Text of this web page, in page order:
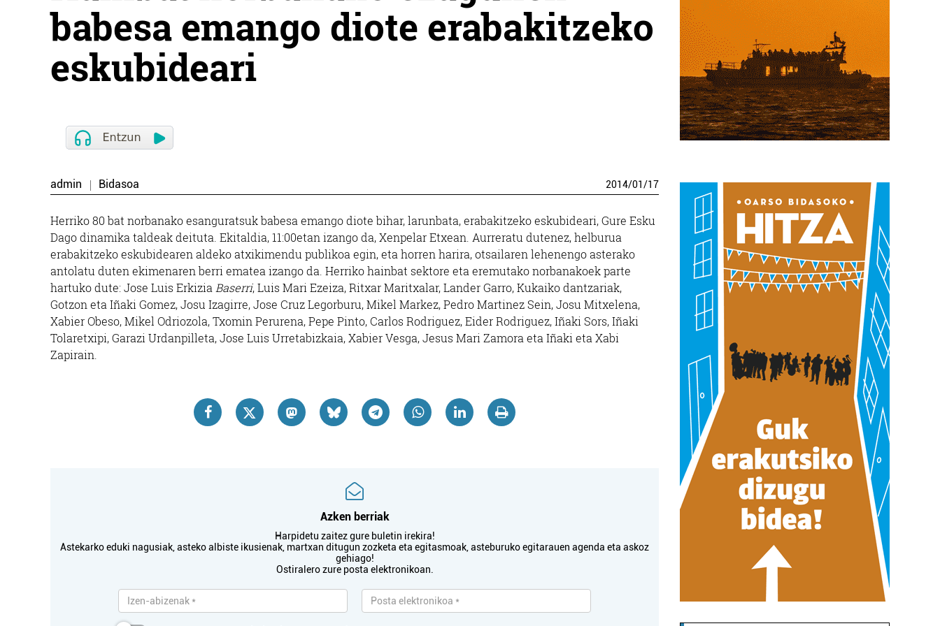
babesa emango diote erabakitzeko
eskubideari
admin Bidasoa 2014/01/17
Herriko 80 bat norbanako esanguratsuk babesa emango diote bihar, larunbata, erabakitzeko eskubideari, Gure Esku
Dago dinamika taldeak deituta. Ekitaldia, 11:00etan izango da, Xenpelar Etxean. Aurreratu dutenez, helburua
erabakitzeko eskubidearen aldeko atxikimendu publikoa egin, eta horren harira, otsailaren lehenengo asterako
antolatu duten ekimenaren berri ematea izango da. Herriko hainbat sektore eta eremutako norbanakoek parte
hartuko dute: Jose Luis Erkizia Baserri, Luis Mari Ezeiza, Ritxar Maritxalar, Lander Garro, Kukaiko dantzariak,
Gotzon eta Iñaki Gomez, Josu Izagirre, Jose Cruz Legorburu, Mikel Markez, Pedro Martinez Sein, Josu Mitxelena,
Xabier Obeso, Mikel Odriozola, Txomin Perurena, Pepe Pinto, Carlos Rodriguez, Eider Rodriguez, Iñaki Sors, Iñaki
Tolaretxipi, Garazi Urdanpilleta, Jose Luis Urretabizkaia, Xabier Vesga, Jesus Mari Zamora eta Iñaki eta Xabi
Zapirain.
Azken berriak
Harpidetu zaitez gure buletin irekira!
Astekarko eduki nagusiak, asteko albiste ikusienak, martxan ditugun zozketa eta egitasmoak, asteburuko egitarauen agenda eta askoz
gehiago!
Ostiralero zure posta elektronikoan.